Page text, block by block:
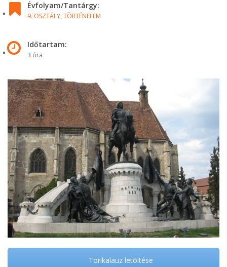
Évfolyam/Tantárgy:
9. OSZTÁLY, TÖRTÉNELEM
Időtartam:
3 óra
Törikalauz letöltése